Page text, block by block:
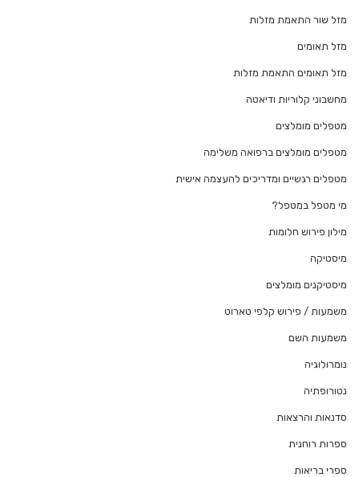
מזל שור התאמת מזלות
מזל תאומים
מזל תאומים התאמת מזלות
מחשבוני קלוריות ודיאטה
מטפלים מומלצים
מטפלים מומלצים ברפואה משלימה
מטפלים רגשיים ומדריכים להעצמה אישית
מי מטפל במטפל?
מילון פירוש חלומות
מיסטיקה
מיסטיקנים מומלצים
משמעות / פירוש קלפי טארוט
משמעות השם
נומרולוגיה
נטורופתיה
סדנאות והרצאות
ספרות רוחנית
ספרי בריאות